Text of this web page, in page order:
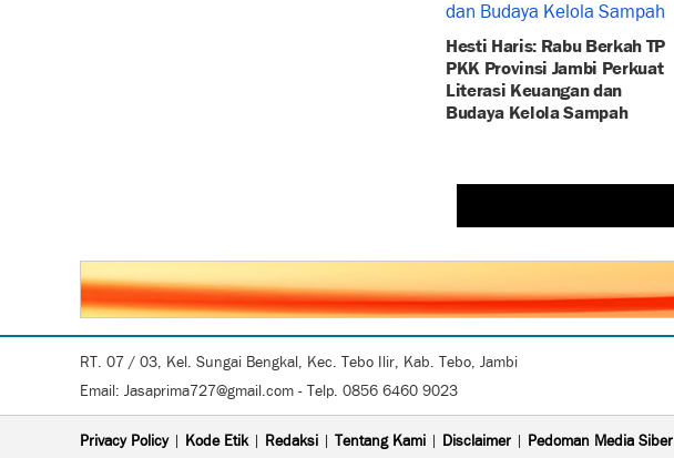
Hesti Haris: Rabu Berkah TP
PKK Provinsi Jambi Perkuat
Literasi Keuangan dan
Budaya Kelola Sampah
RT. 07 / 03, Kel. Sungai Bengkal, Kec. Tebo Ilir, Kab. Tebo, Jambi
Email: Jasaprima727@gmail.com - Telp. 0856 6460 9023
Privacy Policy| Kode Etik| Redaksi | Tentang Kami | Disclaimer | Pedoman Media Siber